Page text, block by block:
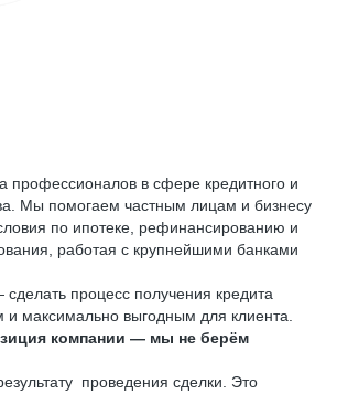
профессионалов в сфере кредитного и
Мы помогаем частным лицам и бизнесу
по ипотеке, рефинансированию и
работая с крупнейшими банками
процесс получения кредита
максимально выгодным для клиента.
компании — мы не берём
проведения сделки. Это